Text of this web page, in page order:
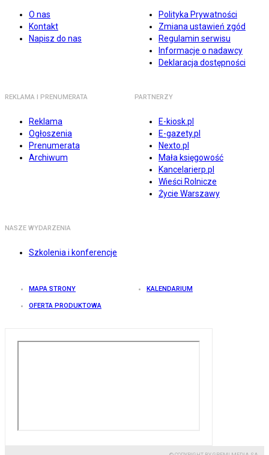
O nas
Kontakt
Napisz do nas
Polityka Prywatności
Zmiana ustawień zgód
Regulamin serwisu
Informacje o nadawcy
Deklaracja dostępności
REKLAMA I PRENUMERATA
Reklama
Ogłoszenia
Prenumerata
Archiwum
PARTNERZY
E-kiosk.pl
E-gazety.pl
Nexto.pl
Mała księgowość
Kancelarierp.pl
Wieści Rolnicze
Życie Warszawy
NASZE WYDARZENIA
Szkolenia i konferencje
MAPA STRONY KALENDARIUM
OFERTA PRODUKTOWA